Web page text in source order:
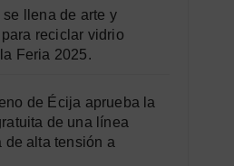
se llena de arte y
reciclar vidrio
Feria 2025.
de Écija aprueba la
de una línea
de alta tensión a